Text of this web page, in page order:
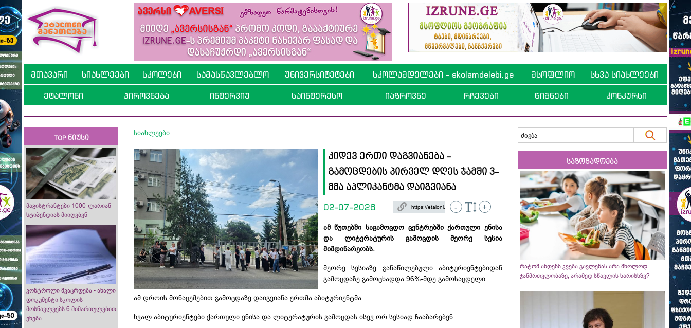
მთავარი სიახლეები სკოლები სამასწავლებლო უნივერსიტეტები სკოლამდელები - skolamdelebi.ge მსოფლიო სხვა სიახლეები
ეტალონი პიროვნება ინტერვიუ საინტერესო იაზროვნე რჩევები წიგნები კონკურსი
TOP ნიუსი
მაგისტრანტები 1000-ლარიან
სტიპენდიას მიიღებენ
კონტროლი მკაცრდება - ახალი
დოკუმენტი სკოლის
მოსწავლეებს 6 მიმართულებით
ეხება
სიახლეები
კიდევ ერთი დაგვიანება -
გამოცდების პირველ დღეს ჯამში 3-
მმა აპლიკანტმა დაიგვიანა
02-07-2026 - +
ამ წუთებში საგამოცდო ცენტრებში ქართული ენისა
და ლიტერატურის გამოცდის მეორე სესია
მიმდინარეობს.
მეორე სესიაზე განაწილებული აბიტურიენტებიდან
გამოცდაზე გამოცხადდა 96%-მდე გამოსაცდელი.
ამ დროის მონაცემებით გამოცდაზე დაიგვიანა ერთმა აბიტურიენტმა.
ხვალ აბიტურიენტები ქართული ენისა და ლიტერატურის გამოცდას ისევ ორ სესიად ჩააბარებენ.
საზოგადოება
რატომ ახდენს კვება გავლენას არა მხოლოდ
ჯანმრთელობაზე, არამედ სწავლის ხარისხზე?